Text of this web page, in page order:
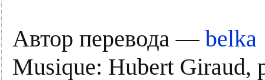
Автор перевода — belka
Musique: Hubert Giraud,